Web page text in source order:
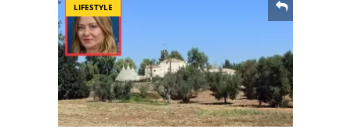
LIFESTYLE